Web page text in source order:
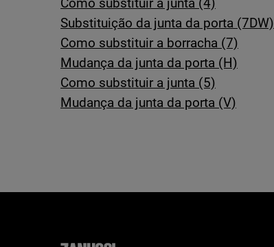
Substituição da junta da porta (7DW)
Como substituir a borracha (7)
Mudança da junta da porta (H)
Como substituir a junta (5)
Mudança da junta da porta (V)